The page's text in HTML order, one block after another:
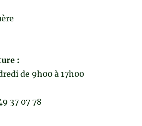
:
de 9h00 à 17h00
37 07 78